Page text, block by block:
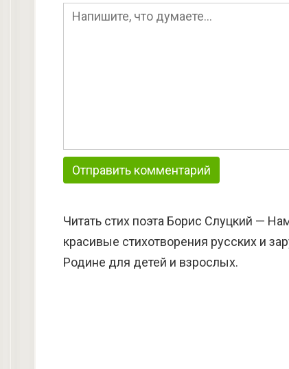
Читать стих поэта Борис Слуцкий —
красивые стихотворения русских и
Родине для детей и взрослых.